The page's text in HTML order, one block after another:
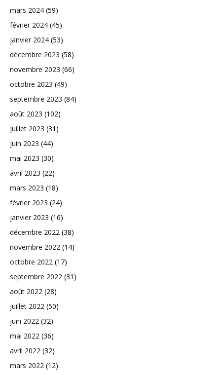
mars 2024 (59)
février 2024 (45)
janvier 2024 (53)
décembre 2023 (58)
novembre 2023 (66)
octobre 2023 (49)
septembre 2023 (84)
août 2023 (102)
juillet 2023 (31)
juin 2023 (44)
mai 2023 (30)
avril 2023 (22)
mars 2023 (18)
février 2023 (24)
janvier 2023 (16)
décembre 2022 (38)
novembre 2022 (14)
octobre 2022 (17)
septembre 2022 (31)
août 2022 (28)
juillet 2022 (50)
juin 2022 (32)
mai 2022 (36)
avril 2022 (32)
mars 2022 (12)